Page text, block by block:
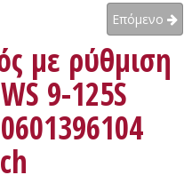
Επόμενο
με ρύθμιση
9-125S